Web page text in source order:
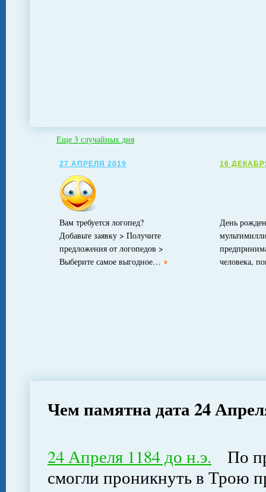
Еще 3 случайных дня
27 АПРЕЛЯ 2019
Вам требуется логопед?
Добавьте заявку > Получите
предложения от логопедов >
Выберите самое выгодное…
16
День
человека,
Чем памятна дата 24
24 Апреля 1184 до н.э. По
смогли проникнуть в Трою